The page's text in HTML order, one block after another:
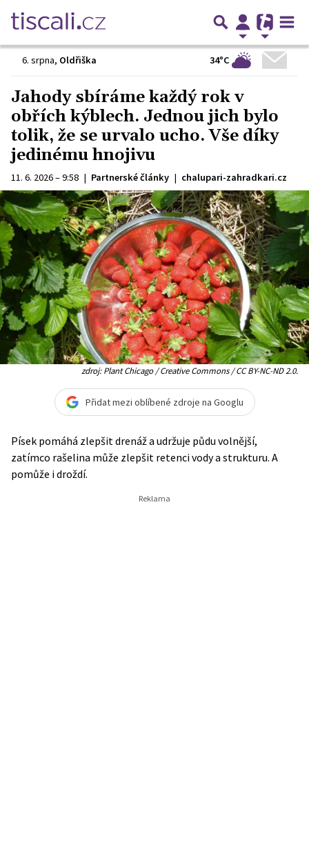
6. srpna, Oldřiška 34°C
Jahody sbíráme každý rok v
obřích kýblech. Jednou jich bylo
tolik, že se urvalo ucho. Vše díky
jedinému hnojivu
11. 6. 2026 – 9:58 | Partnerské články | chalupari-zahradkari.cz
zdroj: Plant Chicago / Creative Commons / CC BY-NC-ND 2.0.
Přidat mezi oblíbené zdroje na Googlu
Písek pomáhá zlepšit drenáž a udržuje půdu volnější,
zatímco rašelina může zlepšit retenci vody a strukturu. A
pomůže i droždí.